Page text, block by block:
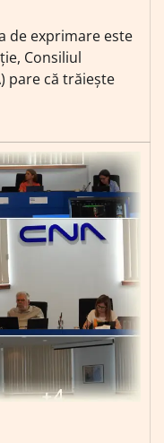
de exprimare este
Consiliul
pare că trăiește